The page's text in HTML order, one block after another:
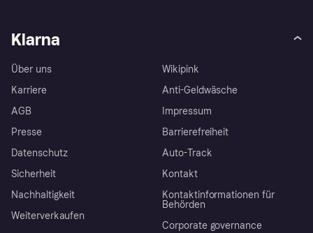
Klarna
Über uns
Karriere
AGB
Presse
Datenschutz
Sicherheit
Nachhaltigkeit
Weiterverkaufen
Wikipink
Anti-Geldwäsche
Impressum
Barrierefreiheit
Auto-Track
Kontakt
Kontaktinformationen für
Behörden
Corporate governance